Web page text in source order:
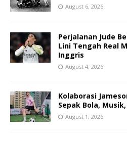
August 6, 2026
Perjalanan Jude
Lini Tengah Real
Inggris
August 4, 2026
Kolaborasi
Sepak Bola,
August 1, 2026